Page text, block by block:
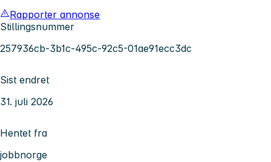
Rapporter annonse
Stillingsnummer
257936cb-3b1c-495c-92c5-01ae91ecc3dc
Sist endret
31. juli 2026
Hentet fra
jobbnorge